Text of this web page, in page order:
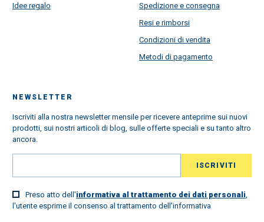
Idee regalo
Spedizione e consegna
Resi e rimborsi
Condizioni di vendita
Metodi di pagamento
NEWSLETTER
Iscriviti alla nostra newsletter mensile per ricevere anteprime sui nuovi
prodotti, sui nostri articoli di blog, sulle offerte speciali e su tanto altro
ancora.
Preso atto dell'informativa al trattamento dei dati personali,
l'utente esprime il consenso al trattamento dell'informativa